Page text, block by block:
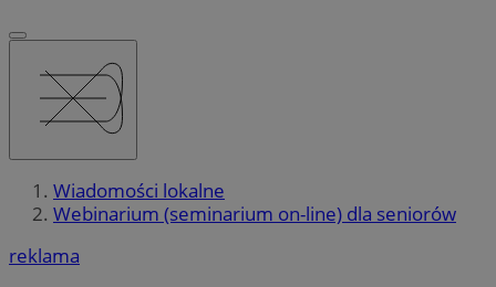
Wiadomości lokalne
Webinarium (seminarium on-line) dla seniorów
reklama